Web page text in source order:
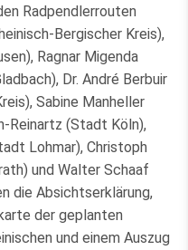
Bergischer Kreis),
Ragnar Migenda
Dr. André Berbuir
Sabine Manheller
Reinartz (Stadt Köln),
Lohmar), Christoph
und Walter Schaaf
die Absichtserklärung,
der geplanten
und einem Auszug